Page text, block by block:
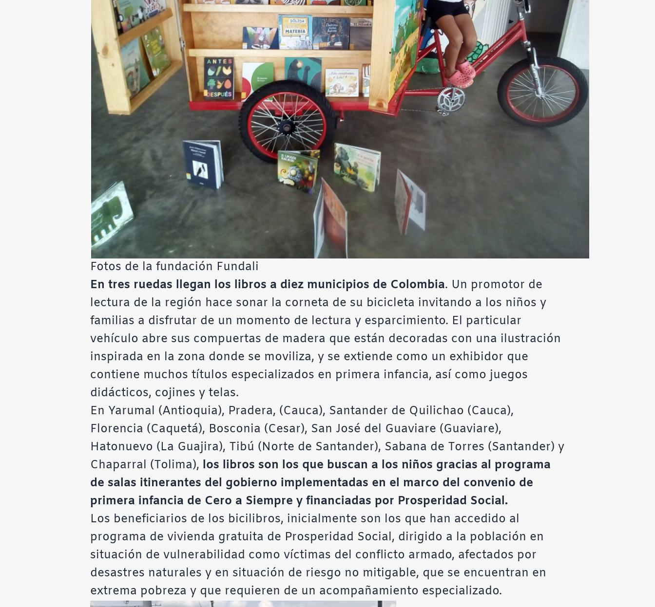
Fotos de la fundación Fundali
En tres ruedas llegan los libros a diez municipios de Colombia. Un promotor de
lectura de la región hace sonar la corneta de su bicicleta invitando a los niños y
familias a disfrutar de un momento de lectura y esparcimiento. El particular
vehículo abre sus compuertas de madera que están decoradas con una ilustración
inspirada en la zona donde se moviliza, y se extiende como un exhibidor que
contiene muchos títulos especializados en primera infancia, así como juegos
didácticos, cojines y telas.
En Yarumal (Antioquia), Pradera, (Cauca), Santander de Quilichao (Cauca),
Florencia (Caquetá), Bosconia (Cesar), San José del Guaviare (Guaviare),
Hatonuevo (La Guajira), Tibú (Norte de Santander), Sabana de Torres (Santander) y
Chaparral (Tolima), los libros son los que buscan a los niños gracias al programa
de salas itinerantes del gobierno implementadas en el marco del convenio de
primera infancia de Cero a Siempre y financiadas por Prosperidad Social.
Los beneficiarios de los bicilibros, inicialmente son los que han accedido al
programa de vivienda gratuita de Prosperidad Social, dirigido a la población en
situación de vulnerabilidad como víctimas del conflicto armado, afectados por
desastres naturales y en situación de riesgo no mitigable, que se encuentran en
extrema pobreza y que requieren de un acompañamiento especializado.